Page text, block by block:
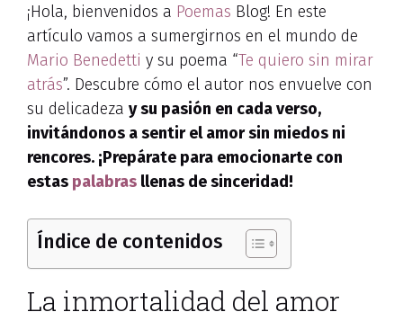
¡Hola, bienvenidos a Poemas Blog! En este
artículo vamos a sumergirnos en el mundo de
Mario Benedetti y su poema “Te quiero sin mirar
atrás”. Descubre cómo el autor nos envuelve con
su delicadeza y su pasión en cada verso,
invitándonos a sentir el amor sin miedos ni
rencores. ¡Prepárate para emocionarte con
estas palabras llenas de sinceridad!
Índice de contenidos
La inmortalidad del amor